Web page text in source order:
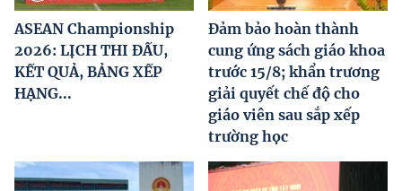
ASEAN Championship
2026: LỊCH THI ĐẤU,
KẾT QUẢ, BẢNG XẾP
HẠNG...
Đảm bảo hoàn thành
cung ứng sách giáo khoa
trước 15/8; khẩn trương
giải quyết chế độ cho
giáo viên sau sắp xếp
trường học